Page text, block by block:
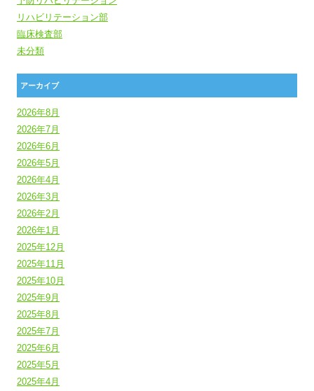
リハビリテーション部
臨床検査部
未分類
アーカイブ
2026年8月
2026年7月
2026年6月
2026年5月
2026年4月
2026年3月
2026年2月
2026年1月
2025年12月
2025年11月
2025年10月
2025年9月
2025年8月
2025年7月
2025年6月
2025年5月
2025年4月